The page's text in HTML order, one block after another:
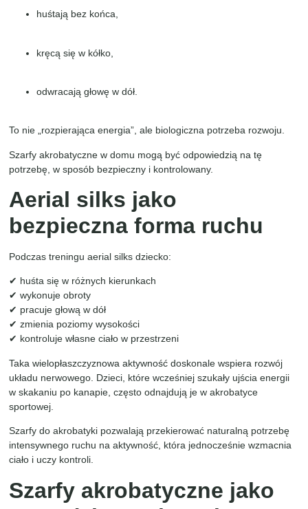
huśtają bez końca,
kręcą się w kółko,
odwracają głowę w dół.
To nie „rozpierająca energia”, ale biologiczna potrzeba rozwoju.
Szarfy akrobatyczne w domu mogą być odpowiedzią na tę
potrzebę, w sposób bezpieczny i kontrolowany.
Aerial silks jako
bezpieczna forma ruchu
Podczas treningu aerial silks dziecko:
✔ huśta się w różnych kierunkach
✔ wykonuje obroty
✔ pracuje głową w dół
✔ zmienia poziomy wysokości
✔ kontroluje własne ciało w przestrzeni
Taka wielopłaszczyznowa aktywność doskonale wspiera rozwój
układu nerwowego. Dzieci, które wcześniej szukały ujścia energii
w skakaniu po kanapie, często odnajdują je w akrobatyce
sportowej.
Szarfy do akrobatyki pozwalają przekierować naturalną potrzebę
intensywnego ruchu na aktywność, która jednocześnie wzmacnia
ciało i uczy kontroli.
Szarfy akrobatyczne jako